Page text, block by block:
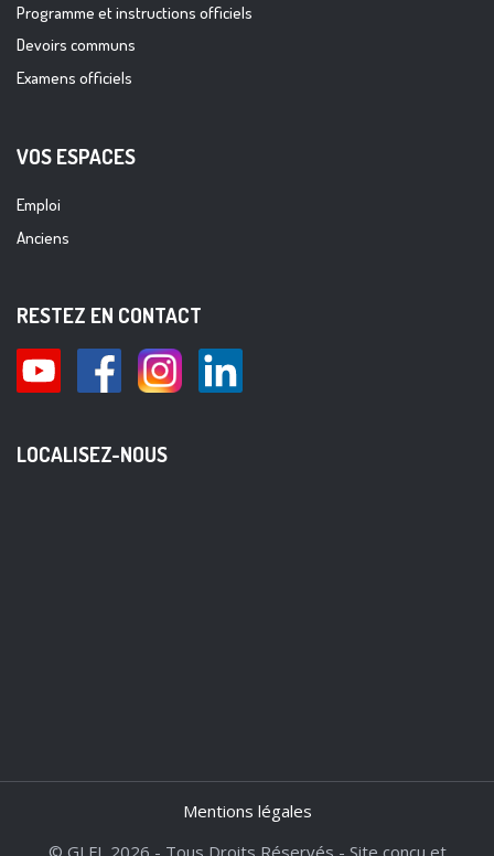
Programme et instructions officiels
Devoirs communs
Examens officiels
VOS ESPACES
Emploi
Anciens
RESTEZ EN CONTACT
LOCALISEZ-NOUS
Mentions légales
© GLFL 2026 - Tous Droits Réservés - Site conçu et